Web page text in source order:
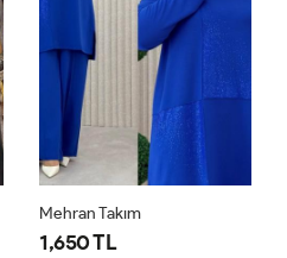
Mehran Takım
1,650 TL